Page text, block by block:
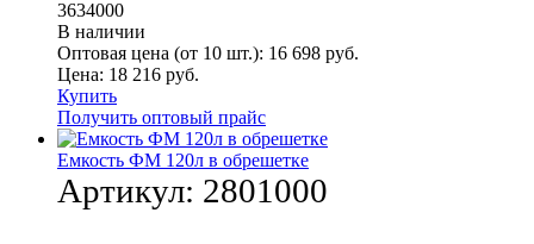
3634000
В наличии
Оптовая цена (от 10 шт.): 16 698 руб.
Цена: 18 216 руб.
Купить
Получить оптовый прайс
Емкость ФМ 120л в обрешетке
Артикул: 2801000